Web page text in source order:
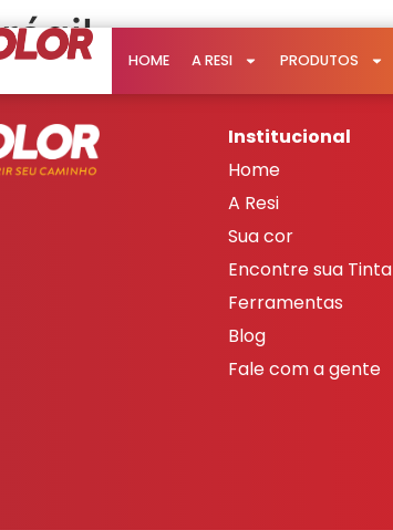
HOME A RESI PRODUTOS
Institucional
Home
A Resi
Sua cor
Encontre sua Tinta
Ferramentas
Blog
Fale com a gente